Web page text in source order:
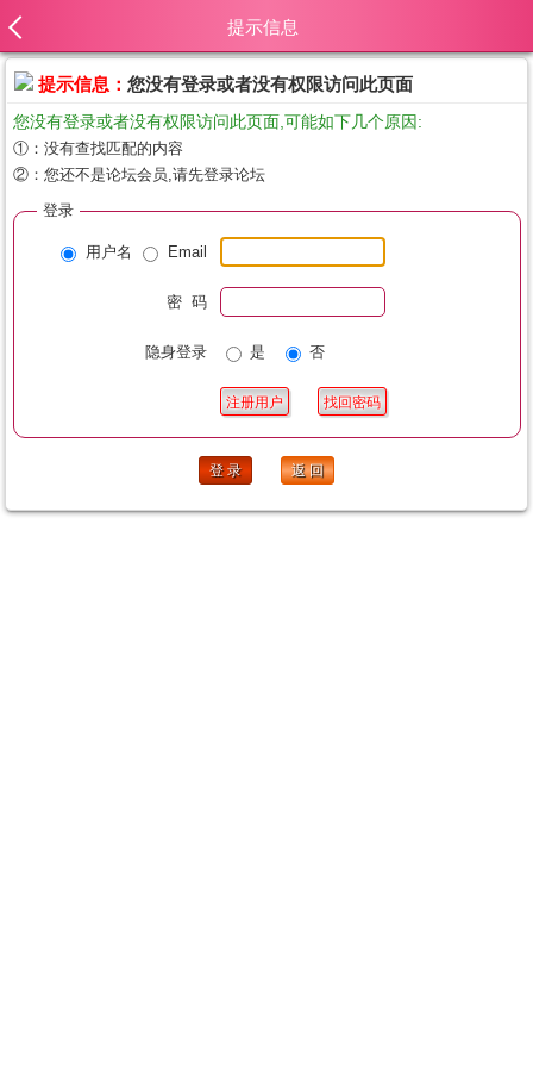
提示信息
提示信息： 您没有登录或者没有权限访问此页面
您没有登录或者没有权限访问此页面,可能如下几个原因:
①：没有查找匹配的内容
②：您还不是论坛会员,请先登录论坛
登录
用户名 Email
密 码
隐身登录 是 否